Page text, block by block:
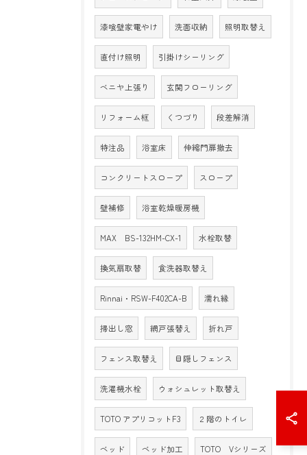
漆喰壁家電やけ 洗面収納 照明取替え
直付け照明 引掛けシーリング
ベニヤ上張り 玄関フローリング
リフォーム框 くつづり 段差解消
特注品 浴室床 伸縮門扉撤去
コンクリートスロープ スロープ
壁補修 浴室乾燥暖房機
MAX BS-132HM-CX-1 水栓取替
換気扇取替 食洗器取替え
Rinnai・RSW-F402CA-B 濡れ縁
掃出し窓 網戸張替え 折れ戸
フェンス取替え 目隠しフェンス
洗濯機水栓 ウォシュレット取替え
TOTO アプリコットF3 ２階のトイレ
ベッド ベッド加工 TOTO Vシリーズ